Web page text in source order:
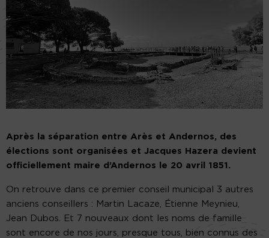
Après la séparation entre Arès et Andernos, des
élections sont organisées et Jacques Hazera devient
officiellement maire d’Andernos le 20 avril 1851.
On retrouve dans ce premier conseil municipal 3 autres
anciens conseillers : Martin Lacaze, Étienne Meynieu,
Jean Dubos. Et 7 nouveaux dont les noms de famille
sont encore de nos jours, presque tous, bien connus des